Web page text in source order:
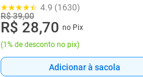
4.9 (1630)
R$ 39,00
R$ 28,70 no Pix
(1% de desconto no pix)
Adicionar à sacola